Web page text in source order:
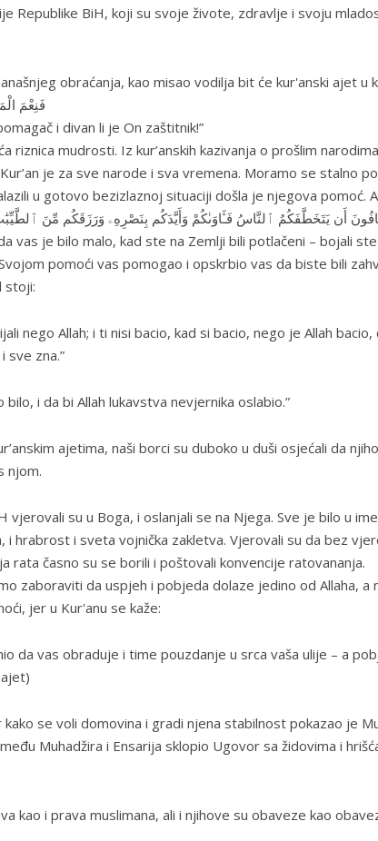
Republike BiH, koji su svoje živote, zdravlje i svoju
obraćanja, kao misao vodilja bit će kur'anski ajet u
فَنِعْمَ
i divan li je On zaštitnik!”
riznica mudrosti. Iz kur’anskih kazivanja o prošlim
je za sve narode i sva vremena. Moramo se stalno
u gotovo bezizlaznoj situaciji došla je njegova pomoć.
أَن يَتَخَطَّفَكُمُ ٱلنَّاسُ فَـَٔاوَىٰكُمْ وَأَيَّدَكُم بِنَصْرِهِۦ وَرَزَقَكُم مِّنَ
vas je bilo malo, kad ste na Zemlji bili potlačeni – bojali
pomoći vas pomogao i opskrbio vas da biste bili
stoji:
nego Allah; i ti nisi bacio, kad si bacio, nego je Allah
sve zna.”
bilo, i da bi Allah lukavstva nevjernika oslabio.”
ajetima, naši borci su duboko u duši osjećali da
njom.
vjerovali su u Boga, i oslanjali se na Njega. Sve je bilo u
i hrabrost i sveta vojnička zakletva. Vjerovali su da bez
rata časno su se borili i poštovali konvencije ratovananja.
zaboraviti da uspjeh i pobjeda dolaze jedino od Allaha,
jer u Kur'anu se kaže:
da vas obraduje i time pouzdanje u srca vaša ulije – a
se voli domovina i gradi njena stabilnost pokazao je
Muhadžira i Ensarija sklopio Ugovor sa židovima i
kao i prava muslimana, ali i njihove su obaveze kao